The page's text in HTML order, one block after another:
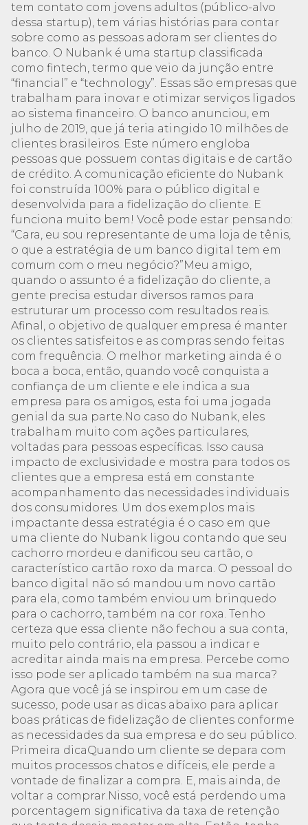
tem contato com jovens adultos (público-alvo
dessa startup), tem várias histórias para contar
sobre como as pessoas adoram ser clientes do
banco. O Nubank é uma startup classificada
como fintech, termo que veio da junção entre
“financial” e “technology”. Essas são empresas que
trabalham para inovar e otimizar serviços ligados
ao sistema financeiro. O banco anunciou, em
julho de 2019, que já teria atingido 10 milhões de
clientes brasileiros. Este número engloba
pessoas que possuem contas digitais e de cartão
de crédito. A comunicação eficiente do Nubank
foi construída 100% para o público digital e
desenvolvida para a fidelização do cliente. E
funciona muito bem! Você pode estar pensando:
“Cara, eu sou representante de uma loja de tênis,
o que a estratégia de um banco digital tem em
comum com o meu negócio?”Meu amigo,
quando o assunto é a fidelização do cliente, a
gente precisa estudar diversos ramos para
estruturar um processo com resultados reais.
Afinal, o objetivo de qualquer empresa é manter
os clientes satisfeitos e as compras sendo feitas
com frequência. O melhor marketing ainda é o
boca a boca, então, quando você conquista a
confiança de um cliente e ele indica a sua
empresa para os amigos, esta foi uma jogada
genial da sua parte.No caso do Nubank, eles
trabalham muito com ações particulares,
voltadas para pessoas específicas. Isso causa
impacto de exclusividade e mostra para todos os
clientes que a empresa está em constante
acompanhamento das necessidades individuais
dos consumidores. Um dos exemplos mais
impactante dessa estratégia é o caso em que
uma cliente do Nubank ligou contando que seu
cachorro mordeu e danificou seu cartão, o
característico cartão roxo da marca. O pessoal do
banco digital não só mandou um novo cartão
para ela, como também enviou um brinquedo
para o cachorro, também na cor roxa. Tenho
certeza que essa cliente não fechou a sua conta,
muito pelo contrário, ela passou a indicar e
acreditar ainda mais na empresa. Percebe como
isso pode ser aplicado também na sua marca?
Agora que você já se inspirou em um case de
sucesso, pode usar as dicas abaixo para aplicar
boas práticas de fidelização de clientes conforme
as necessidades da sua empresa e do seu público.
Primeira dicaQuando um cliente se depara com
muitos processos chatos e difíceis, ele perde a
vontade de finalizar a compra. E, mais ainda, de
voltar a comprar.Nisso, você está perdendo uma
porcentagem significativa da taxa de retenção